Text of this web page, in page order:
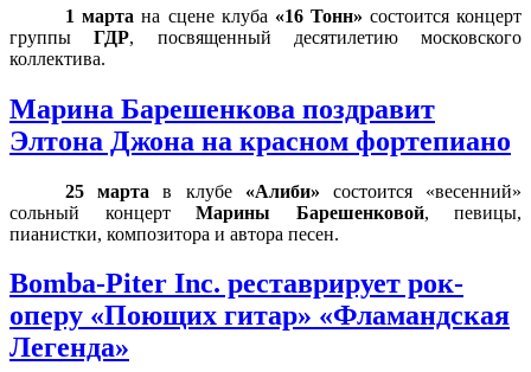
1 мартана сцене клуба «16 Тонн» состоится концерт
группыГДР, посвященный десятилетию московского
коллектива.
Марина Барешенкова поздравит
Элтона Джона на красном фортепиано
25 мартав клубе «Алиби» состоится «весенний»
сольный концерт Марины Барешенковой, певицы,
пианистки, композитора и автора песен.
Bomba-Piter Inc. реставрирует рок-
оперу «Поющих гитар» «Фламандская
Легенда»